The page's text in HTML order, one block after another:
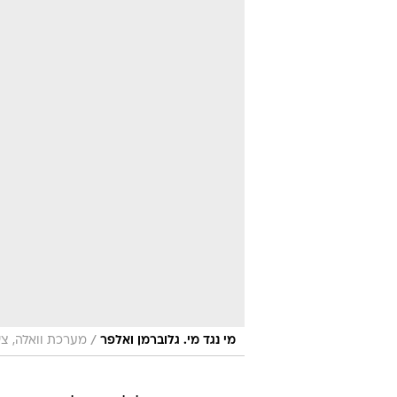
מי נגד מי. גלוברמן ואלפר / מערכת וואלה,